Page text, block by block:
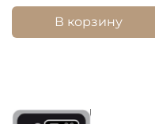
В корзину